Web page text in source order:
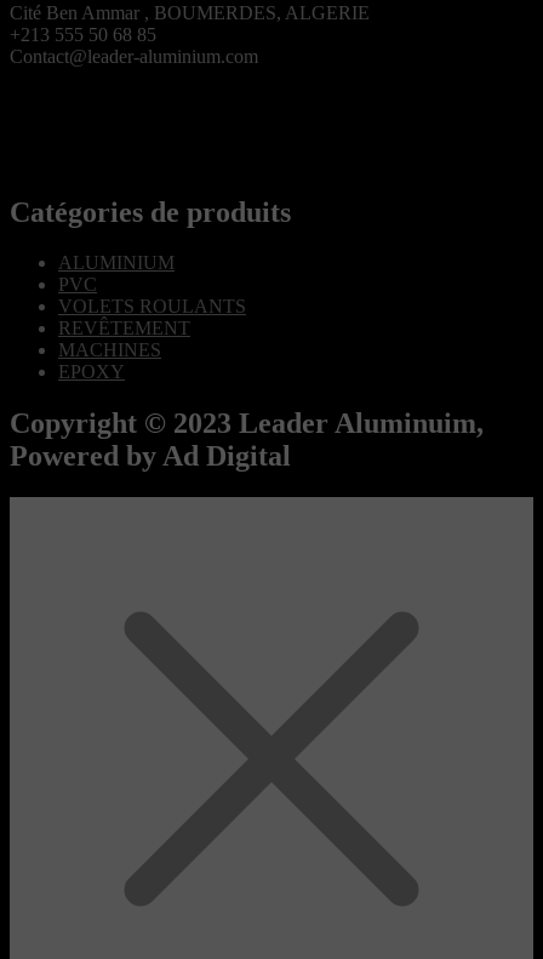
Cité Ben Ammar , BOUMERDES, ALGERIE
+213 555 50 68 85
Contact@leader-aluminium.com
Catégories de produits
ALUMINIUM
PVC
VOLETS ROULANTS
REVÊTEMENT
MACHINES
EPOXY
Copyright © 2023 Leader Aluminuim,
Powered by Ad Digital